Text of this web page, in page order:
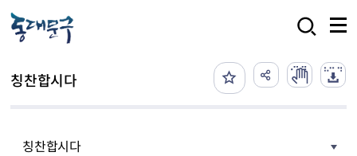
칭찬합시다
칭찬합시다